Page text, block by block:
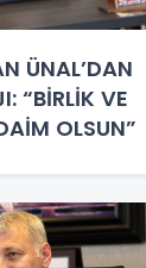
ÜNAL’DAN
“BİRLİK VE
OLSUN”